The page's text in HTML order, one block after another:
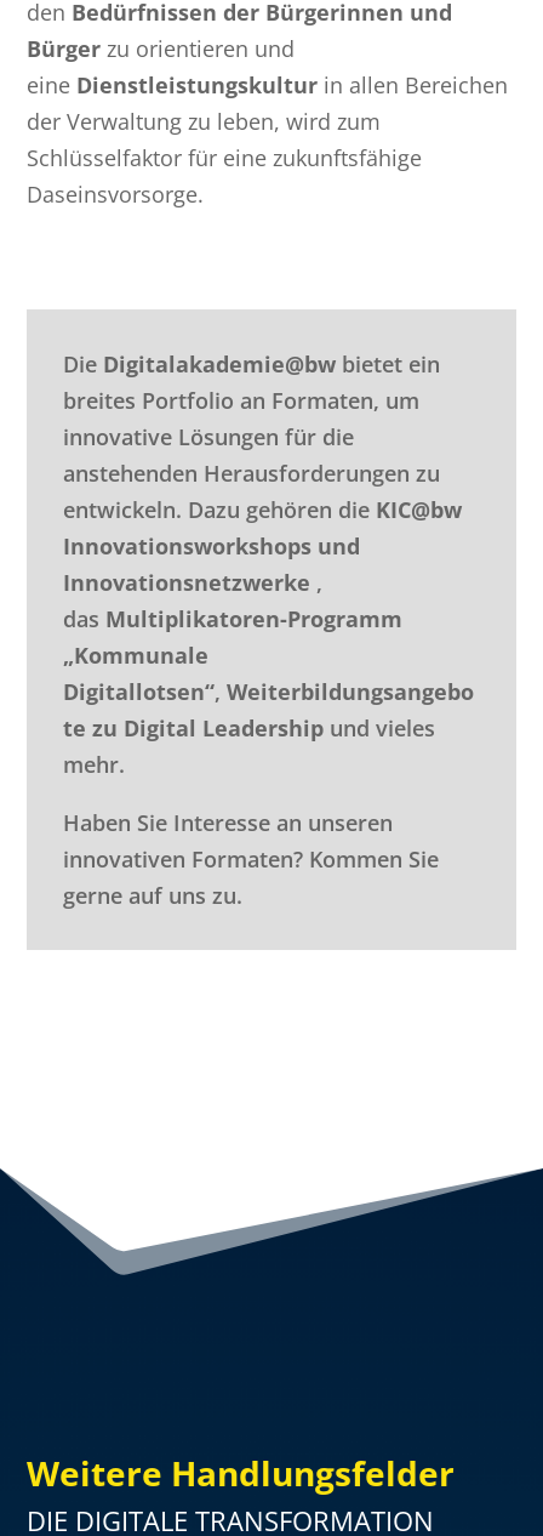
den Bedürfnissen der Bürgerinnen und
Bürger zu orientieren und
eine Dienstleistungskultur in allen Bereichen
der Verwaltung zu leben, wird zum
Schlüsselfaktor für eine zukunftsfähige
Daseinsvorsorge.
Die Digitalakademie@bw bietet ein
breites Portfolio an Formaten, um
innovative Lösungen für die
anstehenden Herausforderungen zu
entwickeln. Dazu gehören die KIC@bw
Innovationsworkshops und
Innovationsnetzwerke ,
das Multiplikatoren-Programm
„Kommunale
Digitallotsen“,Weiterbildungsangebo
te zu Digital Leadership und vieles
mehr.
Haben Sie Interesse an unseren
innovativen Formaten? Kommen Sie
gerne auf uns zu.
Weitere Handlungsfelder
DIE DIGITALE TRANSFORMATION